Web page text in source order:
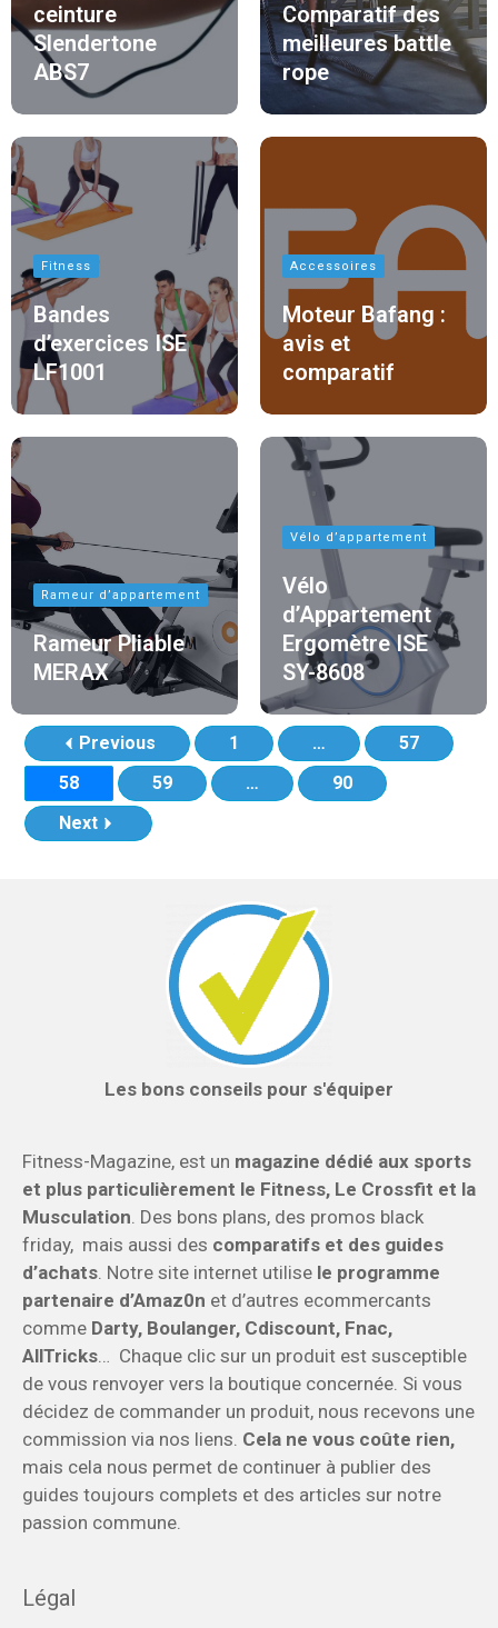
ceinture
Slendertone
ABS7
Comparatif des
meilleures battle
rope
Fitness
Bandes
d’exercices ISE
LF1001
Accessoires
Moteur Bafang :
avis et
comparatif
Rameur d’appartement
Rameur Pliable
MERAX
Vélo d’appartement
Vélo
d’Appartement
Ergomètre ISE
SY-8608
Previous 1 …
57
58
59 …
90
Next
Les bons conseils pour s'équiper
Fitness-Magazine, est un magazine dédié aux sports
et plus particulièrement le Fitness, Le Crossfit et la
Musculation. Des bons plans, des promos black
friday, mais aussi des comparatifs et des guides
d’achats. Notre site internet utilise le programme
partenaire d’Amaz0n et d’autres ecommercants
comme Darty, Boulanger, Cdiscount, Fnac,
AllTricks… Chaque clic sur un produit est susceptible
de vous renvoyer vers la boutique concernée. Si vous
décidez de commander un produit, nous recevons une
commission via nos liens. Cela ne vous coûte rien,
mais cela nous permet de continuer à publier des
guides toujours complets et des articles sur notre
passion commune.
Légal